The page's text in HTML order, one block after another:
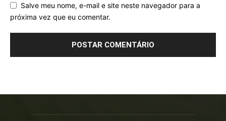
Salve meu nome, e-mail e site neste navegador para a
próxima vez que eu comentar.